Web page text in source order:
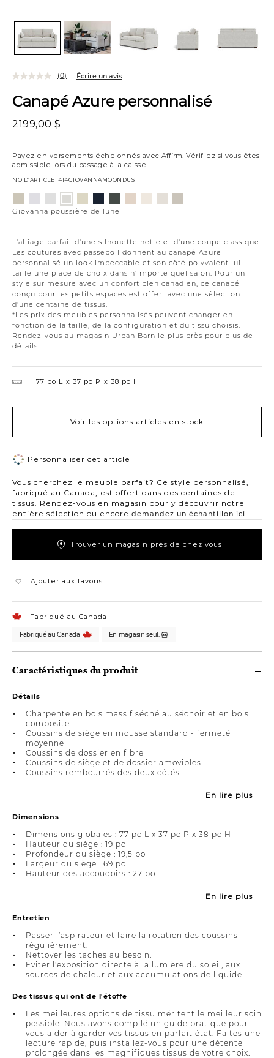
Canapé Azure personnalisé
2199,00 $
Payez en versements échelonnés avec Affirm. Vérifiez si vous êtes
admissible lors du passage à la caisse.
NO D’ARTICLE1414GIOVANNAMOONDUST
L'alliage parfait d'une silhouette nette et d'une coupe classique.
Les coutures avec passepoil donnent au canapé Azure
personnalisé un look impeccable et son côté polyvalent lui
taille une place de choix dans n'importe quel salon. Pour un
style sur mesure avec un confort bien canadien, ce canapé
conçu pour les petits espaces est offert avec une sélection
d'une centaine de tissus.
*Les prix des meubles personnalisés peuvent changer en
fonction de la taille, de la configuration et du tissu choisis.
Rendez-vous au magasin Urban Barn le plus près pour plus de
détails.
(0) Écrire un avis
Variations
platineneigeargenture
poussière
opalecharbon
étain
Giovanna poussière de lune
77 po L 37 po P 38 po H
Voir les options articles en stock
Personnaliser cet article
Vous cherchez le meuble parfait? Ce style personnalisé,
fabriqué au Canada, est offert dans des centaines de
tissus. Rendez-vous en magasin pour y découvrir notre
entière sélection ou encore demandez un échantillon ici.
Trouver un magasin près de chez vous
Ajouter aux favoris
Fabriqué au Canada
Fabriqué au Canada En magasin seul.
Caractéristiques du produit
Détails
Charpente en bois massif séché au séchoir et en bois
composite
Coussins de siège en mousse standard - fermeté
moyenne
Coussins de dossier en fibre
Coussins de siège et de dossier amovibles
Coussins rembourrés des deux côtés
En lire plus
Dimensions
Dimensions globales : 77 po L x 37 po P x 38 po H
Hauteur du siège : 19 po
Profondeur du siège : 19,5 po
Largeur du siège : 69 po
Hauteur des accoudoirs : 27 po
En lire plus
Entretien
Passer l’aspirateur et faire la rotation des coussins
régulièrement.
Nettoyer les taches au besoin.
Éviter l'exposition directe à la lumière du soleil, aux
sources de chaleur et aux accumulations de liquide.
Des tissus qui ont de l'étoffe
Les meilleures options de tissu méritent le meilleur soin
possible. Nous avons compilé un guide pratique pour
vous aider à garder vos tissus en parfait état. Faites une
lecture rapide, puis installez-vous pour une détente
prolongée dans les magnifiques tissus de votre choix.